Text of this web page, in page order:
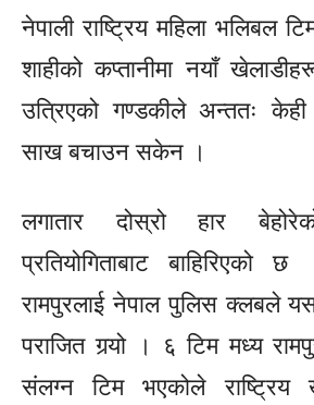
नेपाली राष्ट्रिय महिला भलिबल
शाहीको कप्तानीमा नयाँ
उत्रिएकोगण्डकीले अन्ततः
साख बचाउन सकेन ।
लगातार दोस्रो हार
प्रतियोगिताबाट बाहिरिएको
रामपुरलाई नेपाल पुलिस क्लबले
पराजित गर्‍यो । ६ टिम मध्य
संलग्न टिम भएकोले राष्ट्रिय